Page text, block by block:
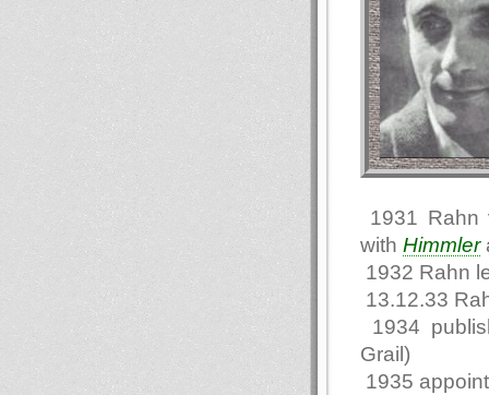
1931 Rahn
with Himmler
1932 Rahn
13.12.33
1934
Grail)
1935